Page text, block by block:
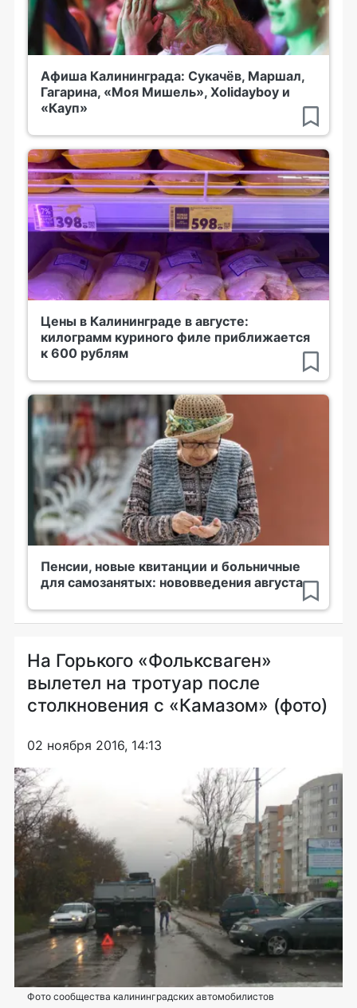
Афиша Калининграда: Сукачёв, Маршал,
Гагарина, «Моя Мишель», Xolidayboy и
«Кауп»
Цены в Калининграде в августе:
килограмм куриного филе приближается
к 600 рублям
Пенсии, новые квитанции и больничные
для самозанятых: нововведения августа
На Горького «Фольксваген»
вылетел на тротуар после
столкновения с «Камазом» (фото)
02 ноября 2016, 14:13
Фото сообщества калининградских автомобилистов